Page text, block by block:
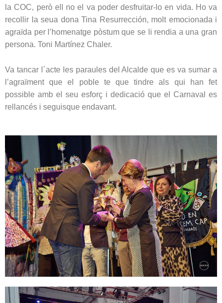
la COC, però ell no el va poder desfruitar-lo en vida. Ho va
recollir la seua dona Tina Resurrección, molt emocionada i
agraïda per l’homenatge pòstum que se li rendia a una gran
persona. Toni Martínez Chaler.
Va tancar l´acte les paraules del Alcalde que es va sumar a
l’agraïment que el poble te que tindre als qui han fet
possible amb el seu esforç i dedicació que el Carnaval es
rellancés i seguisque endavant.